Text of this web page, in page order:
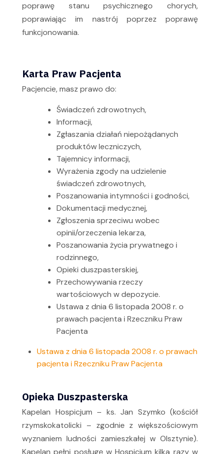
poprawę stanu psychicznego chorych,
poprawiając im nastrój poprzez poprawę
funkcjonowania.
Karta Praw Pacjenta
Pacjencie, masz prawo do:
Świadczeń zdrowotnych,
Informacji,
Zgłaszania działań niepożądanych
produktów leczniczych,
Tajemnicy informacji,
Wyrażenia zgody na udzielenie
świadczeń zdrowotnych,
Poszanowania intymności i godności,
Dokumentacji medycznej,
Zgłoszenia sprzeciwu wobec
opinii/orzeczenia lekarza,
Poszanowania życia prywatnego i
rodzinnego,
Opieki duszpasterskiej,
Przechowywania rzeczy
wartościowych w depozycie.
Ustawa z dnia 6 listopada 2008 r. o
prawach pacjenta i Rzeczniku Praw
Pacjenta
Ustawa z dnia 6 listopada 2008 r. o prawach
pacjenta i Rzeczniku Praw Pacjenta
Opieka Duszpasterska
Kapelan Hospicjum – ks. Jan Szymko (kościół
rzymskokatolicki – zgodnie z większościowym
wyznaniem ludności zamieszkałej w Olsztynie).
Kapelan pełni posługę w Hospicjum kilka razy w